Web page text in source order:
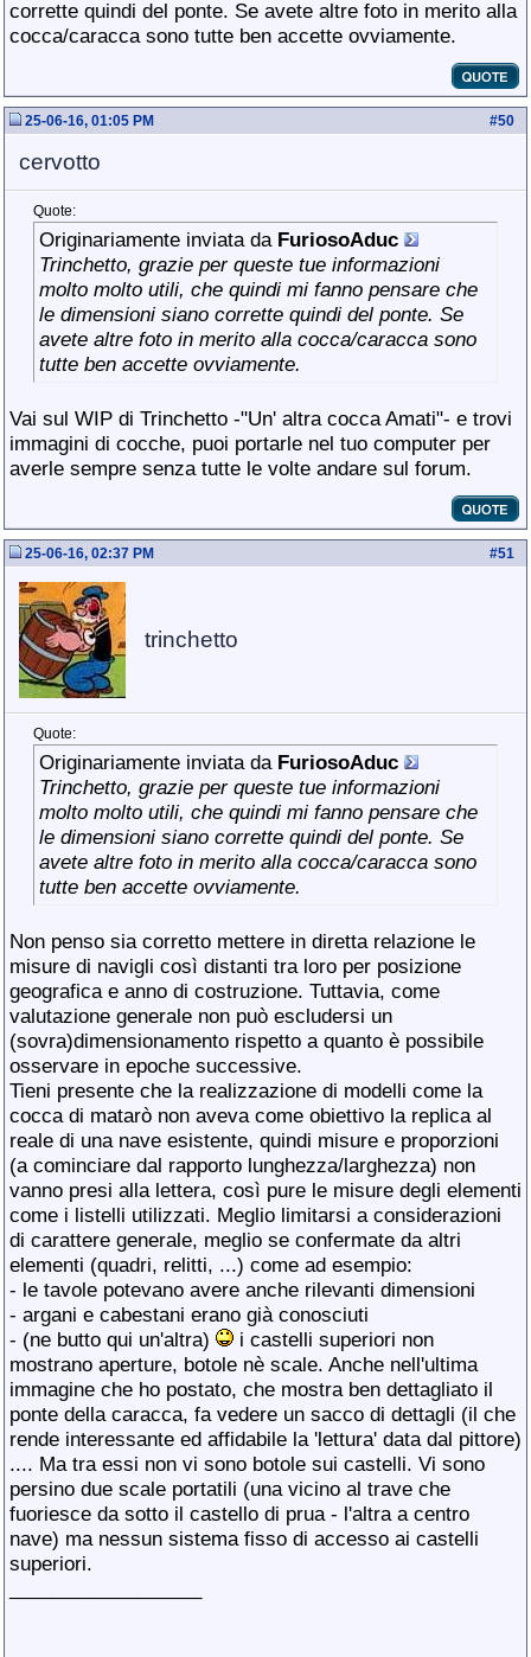
corrette quindi del ponte. Se avete altre foto in merito alla
cocca/caracca sono tutte ben accette ovviamente.
#50
25-06-16, 01:05 PM
cervotto
Quote:
Originariamente inviata da FuriosoAduc
Trinchetto, grazie per queste tue informazioni
molto molto utili, che quindi mi fanno pensare che
le dimensioni siano corrette quindi del ponte. Se
avete altre foto in merito alla cocca/caracca sono
tutte ben accette ovviamente.
Vai sul WIP di Trinchetto -"Un' altra cocca Amati"- e trovi
immagini di cocche, puoi portarle nel tuo computer per
averle sempre senza tutte le volte andare sul forum.
#51
25-06-16, 02:37 PM
trinchetto
Quote:
Originariamente inviata da FuriosoAduc
Trinchetto, grazie per queste tue informazioni
molto molto utili, che quindi mi fanno pensare che
le dimensioni siano corrette quindi del ponte. Se
avete altre foto in merito alla cocca/caracca sono
tutte ben accette ovviamente.
Non penso sia corretto mettere in diretta relazione le
misure di navigli così distanti tra loro per posizione
geografica e anno di costruzione. Tuttavia, come
valutazione generale non può escludersi un
(sovra)dimensionamento rispetto a quanto è possibile
osservare in epoche successive.
Tieni presente che la realizzazione di modelli come la
cocca di matarò non aveva come obiettivo la replica al
reale di una nave esistente, quindi misure e proporzioni
(a cominciare dal rapporto lunghezza/larghezza) non
vanno presi alla lettera, così pure le misure degli elementi
come i listelli utilizzati. Meglio limitarsi a considerazioni
di carattere generale, meglio se confermate da altri
elementi (quadri, relitti, ...) come ad esempio:
- le tavole potevano avere anche rilevanti dimensioni
- argani e cabestani erano già conosciuti
- (ne butto qui un'altra)
i castelli superiori non
mostrano aperture, botole nè scale. Anche nell'ultima
immagine che ho postato, che mostra ben dettagliato il
ponte della caracca, fa vedere un sacco di dettagli (il che
rende interessante ed affidabile la 'lettura' data dal pittore)
.... Ma tra essi non vi sono botole sui castelli. Vi sono
persino due scale portatili (una vicino al trave che
fuoriesce da sotto il castello di prua - l'altra a centro
nave) ma nessun sistema fisso di accesso ai castelli
superiori.